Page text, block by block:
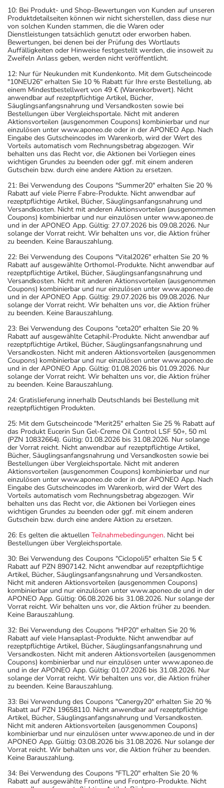
10: Bei Produkt- und Shop-Bewertungen von Kunden auf unseren
Produktdetailseiten können wir nicht sicherstellen, dass diese nur
von solchen Kunden stammen, die die Waren oder
Dienstleistungen tatsächlich genutzt oder erworben haben.
Bewertungen, bei denen bei der Prüfung des Wortlauts
Auffälligkeiten oder Hinweise festgestellt werden, die insoweit zu
Zweifeln Anlass geben, werden nicht veröffentlicht.
12: Nur für Neukunden mit Kundenkonto. Mit dem Gutscheincode
"10NEU26" erhalten Sie 10 % Rabatt für Ihre erste Bestellung, ab
einem Mindestbestellwert von 49 € (Warenkorbwert). Nicht
anwendbar auf rezeptpflichtige Artikel, Bücher,
Säuglingsanfangsnahrung und Versandkosten sowie bei
Bestellungen über Vergleichsportale. Nicht mit anderen
Aktionsvorteilen (ausgenommen Coupons) kombinierbar und nur
einzulösen unter www.aponeo.de oder in der APONEO App. Nach
Eingabe des Gutscheincodes im Warenkorb, wird der Wert des
Vorteils automatisch vom Rechnungsbetrag abgezogen. Wir
behalten uns das Recht vor, die Aktionen bei Vorliegen eines
wichtigen Grundes zu beenden oder ggf. mit einem anderen
Gutschein bzw. durch eine andere Aktion zu ersetzen.
21: Bei Verwendung des Coupons "Summer20" erhalten Sie 20 %
Rabatt auf viele Pierre Fabre-Produkte. Nicht anwendbar auf
rezeptpflichtige Artikel, Bücher, Säuglingsanfangsnahrung und
Versandkosten. Nicht mit anderen Aktionsvorteilen (ausgenommen
Coupons) kombinierbar und nur einzulösen unter www.aponeo.de
und in der APONEO App. Gültig: 27.07.2026 bis 09.08.2026. Nur
solange der Vorrat reicht. Wir behalten uns vor, die Aktion früher
zu beenden. Keine Barauszahlung.
22: Bei Verwendung des Coupons "Vital2026" erhalten Sie 20 %
Rabatt auf ausgewählte Orthomol-Produkte. Nicht anwendbar auf
rezeptpflichtige Artikel, Bücher, Säuglingsanfangsnahrung und
Versandkosten. Nicht mit anderen Aktionsvorteilen (ausgenommen
Coupons) kombinierbar und nur einzulösen unter www.aponeo.de
und in der APONEO App. Gültig: 29.07.2026 bis 09.08.2026. Nur
solange der Vorrat reicht. Wir behalten uns vor, die Aktion früher
zu beenden. Keine Barauszahlung.
23: Bei Verwendung des Coupons "ceta20" erhalten Sie 20 %
Rabatt auf ausgewählte Cetaphil-Produkte. Nicht anwendbar auf
rezeptpflichtige Artikel, Bücher, Säuglingsanfangsnahrung und
Versandkosten. Nicht mit anderen Aktionsvorteilen (ausgenommen
Coupons) kombinierbar und nur einzulösen unter www.aponeo.de
und in der APONEO App. Gültig: 01.08.2026 bis 01.09.2026. Nur
solange der Vorrat reicht. Wir behalten uns vor, die Aktion früher
zu beenden. Keine Barauszahlung.
24: Gratislieferung innerhalb Deutschlands bei Bestellung mit
rezeptpflichtigen Produkten.
25: Mit dem Gutscheincode "Merit25" erhalten Sie 25 % Rabatt auf
das Produkt Eucerin Sun Gel-Creme Oil Control LSF 50+, 50 ml
(PZN 10832664). Gültig: 01.08.2026 bis 31.08.2026. Nur solange
der Vorrat reicht. Nicht anwendbar auf rezeptpflichtige Artikel,
Bücher, Säuglingsanfangsnahrung und Versandkosten sowie bei
Bestellungen über Vergleichsportale. Nicht mit anderen
Aktionsvorteilen (ausgenommen Coupons) kombinierbar und nur
einzulösen unter www.aponeo.de oder in der APONEO App. Nach
Eingabe des Gutscheincodes im Warenkorb, wird der Wert des
Vorteils automatisch vom Rechnungsbetrag abgezogen. Wir
behalten uns das Recht vor, die Aktionen bei Vorliegen eines
wichtigen Grundes zu beenden oder ggf. mit einem anderen
Gutschein bzw. durch eine andere Aktion zu ersetzen.
26: Es gelten die aktuellen Teilnahmebedingungen. Nicht bei
Bestellungen über Vergleichsportale.
30: Bei Verwendung des Coupons "Ciclopoli5" erhalten Sie 5 €
Rabatt auf PZN 8907142. Nicht anwendbar auf rezeptpflichtige
Artikel, Bücher, Säuglingsanfangsnahrung und Versandkosten.
Nicht mit anderen Aktionsvorteilen (ausgenommen Coupons)
kombinierbar und nur einzulösen unter www.aponeo.de und in der
APONEO App. Gültig: 06.08.2026 bis 31.08.2026. Nur solange der
Vorrat reicht. Wir behalten uns vor, die Aktion früher zu beenden.
Keine Barauszahlung.
32: Bei Verwendung des Coupons "HP20" erhalten Sie 20 %
Rabatt auf viele Hansaplast-Produkte. Nicht anwendbar auf
rezeptpflichtige Artikel, Bücher, Säuglingsanfangsnahrung und
Versandkosten. Nicht mit anderen Aktionsvorteilen (ausgenommen
Coupons) kombinierbar und nur einzulösen unter www.aponeo.de
und in der APONEO App. Gültig: 01.07.2026 bis 31.08.2026. Nur
solange der Vorrat reicht. Wir behalten uns vor, die Aktion früher
zu beenden. Keine Barauszahlung.
33: Bei Verwendung des Coupons "Canergy20" erhalten Sie 20 %
Rabatt auf PZN 19658110. Nicht anwendbar auf rezeptpflichtige
Artikel, Bücher, Säuglingsanfangsnahrung und Versandkosten.
Nicht mit anderen Aktionsvorteilen (ausgenommen Coupons)
kombinierbar und nur einzulösen unter www.aponeo.de und in der
APONEO App. Gültig: 03.08.2026 bis 31.08.2026. Nur solange der
Vorrat reicht. Wir behalten uns vor, die Aktion früher zu beenden.
Keine Barauszahlung.
34: Bei Verwendung des Coupons "FTL20" erhalten Sie 20 %
Rabatt auf ausgewählte Frontline und Frontpro-Produkte. Nicht